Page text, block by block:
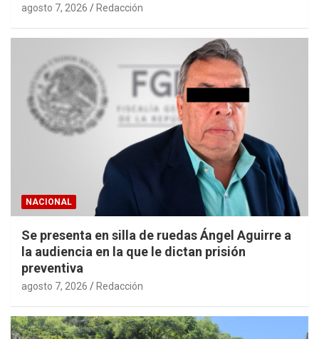
agosto 7, 2026 Redacción
NACIONAL
Se presenta en silla de ruedas Ángel Aguirre a
la audiencia en la que le dictan prisión
preventiva
agosto 7, 2026 Redacción